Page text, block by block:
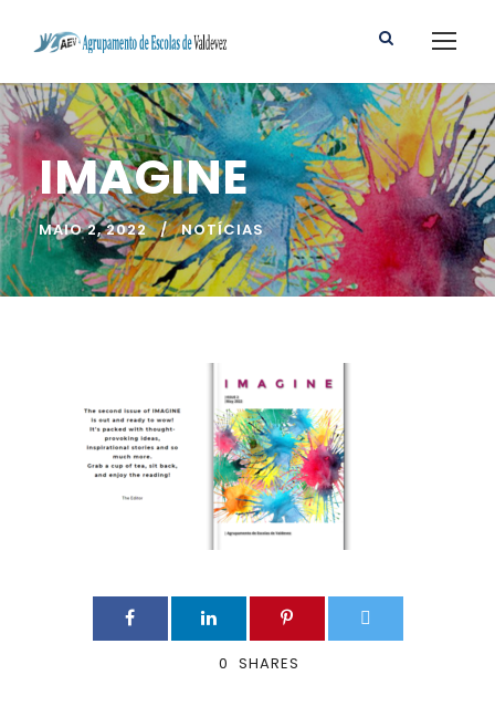
IMAGINE
MAIO 2, 2022 NOTÍCIAS
0 SHARES